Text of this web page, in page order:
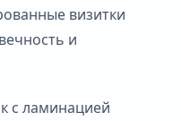
визитки
и
с ламинацией